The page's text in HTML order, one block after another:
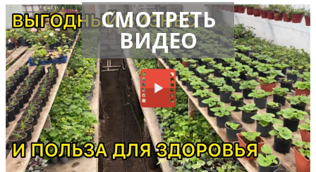
СМОТРЕТЬ
ВИДЕО